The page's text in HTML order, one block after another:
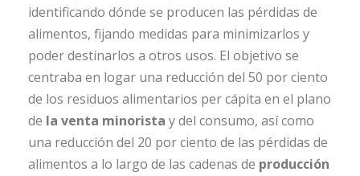
identificando dónde se producen las pérdidas de
alimentos, fijando medidas para minimizarlos y
poder destinarlos a otros usos. El objetivo se
centraba en logar una reducción del 50 por ciento
de los residuos alimentarios per cápita en el plano
de la venta minorista y del consumo, así como
una reducción del 20 por ciento de las pérdidas de
alimentos a lo largo de las cadenas de producción